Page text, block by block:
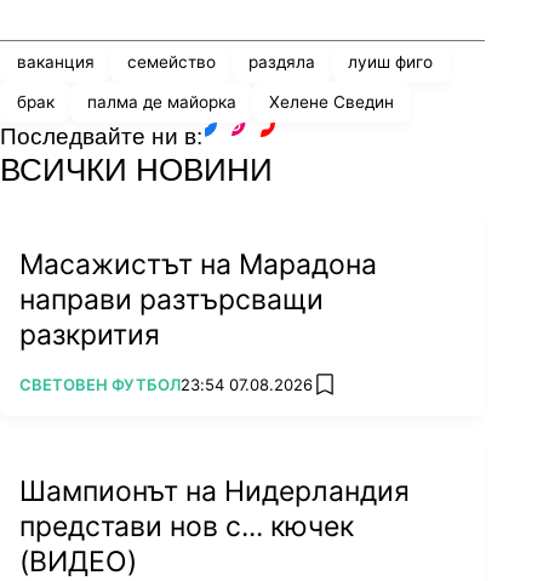
ваканция семейство раздяла луиш фиго
брак палма де майорка Хелене Сведин
Последвайте ни в:
ВСИЧКИ НОВИНИ
Масажистът на Марадона
направи разтърсващи
разкрития
ПОВЕЧЕ ОТ
СВЕТОВЕН ФУТБОЛ23:54 07.08.2026 add favorites
Шампионът на Нидерландия
представи нов с... кючек
(ВИДЕО)